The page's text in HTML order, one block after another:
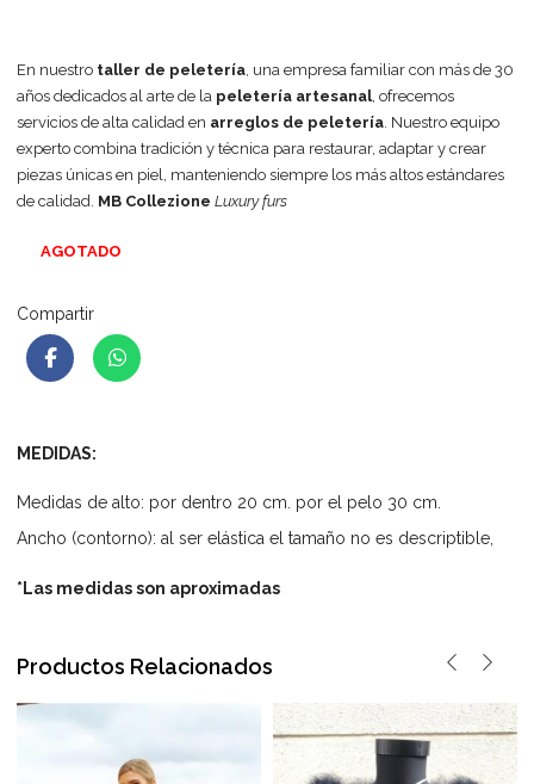
En nuestro taller de peletería , una empresa familiar con más de 30
años dedicados al arte de la peletería artesanal, ofrecemos
servicios de alta calidad en arreglos de peletería . Nuestro equipo
experto combina tradición y técnica para restaurar, adaptar y crear
piezas únicas en piel, manteniendo siempre los más altos estándares
de calidad. MB Collezione Luxury furs
AGOTADO
Compartir
MEDIDAS:
Medidas de alto: por dentro 20 cm. por el pelo 30 cm.
Ancho (contorno): al ser elástica el tamaño no es descriptible,
*Las medidas son aproximadas
Productos Relacionados